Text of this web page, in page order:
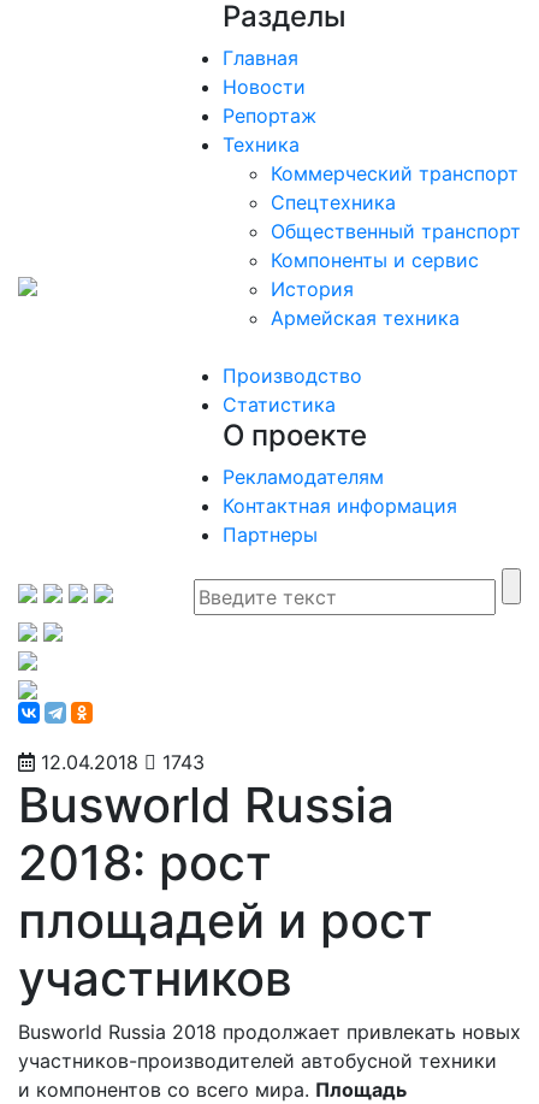
Разделы
Главная
Новости
Репортаж
Техника
Коммерческий транспорт
Спецтехника
Общественный транспорт
Компоненты и сервис
История
Армейская техника
Производство
Статистика
О проекте
Рекламодателям
Контактная информация
Партнеры
12.04.2018 1743
Busworld Russia
2018: рост
площадей и рост
участников
Busworld Russia 2018 продолжает привлекать новых
участников-производителей автобусной техники
и компонентов со всего мира. Площадь